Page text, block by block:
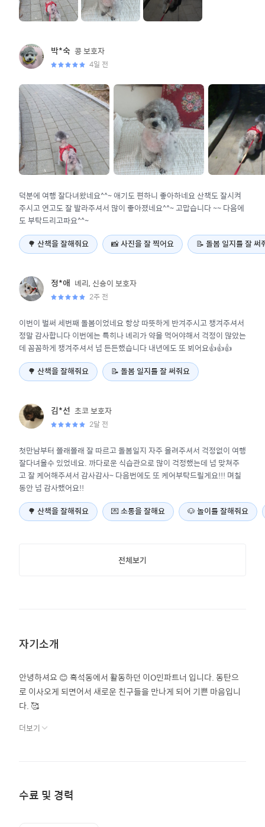
박*숙 콩보호자
4일 전
덕분에 여행 잘다녀왔네요^^~ 애기도 편하니 좋아하네요 산책도 잘시켜
주시고 연고도 잘 발라주셔서 많이 좋아졌네요^^~ 고맙습니다 ~~ 다음에
도 부탁드리고파요^^~
🌳 산책을 잘해줘요 📸사진을 잘 찍어요 📝 돌봄 일지를 잘 써
정*애 녜리, 신숑이보호자
2주 전
이번이 벌써 세번째 돌봄이었네요 항상 따뜻하게 반겨주시고 챙겨주셔서
정말 감사합니다 이번에는 특히나 녜리가 약을 먹어야해서 걱정이 많았는
데 꼼꼼하게 챙겨주셔서 넘 든든했습니다 내년에도 또 뵈어요👍👍👍
🌳 산책을 잘해줘요 📝 돌봄 일지를 잘 써줘요
김*선 초코보호자
2달 전
첫만남부터 쫄래쫄래 잘 따르고 돌봄일지 자주 올려주셔서 걱정없이 여행
잘다녀올수 있었네요. 까다로운 식습관으로 많이 걱정했는데 넘 맞쳐주
고 잘 케어해주셔서 감사감사~ 다음번에도 또 케어부탁드릴게요!!! 며칠
동안 넘 감사했어요!!
🌳 산책을 잘해줘요 💌 소통을 잘해요 🐶놀이를 잘해줘요
전체보기
자기소개
안녕하셔요 😊 흑석동에서 활동하던 이O민파트너 입니다. 동탄으
로 이사오게 되면어서 새로운 친구들을 만나게 되어 기쁜 마음입니
다. 🥰
더보기
수료 및 경력